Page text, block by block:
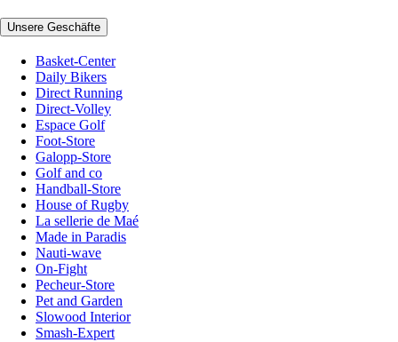
Unsere Geschäfte
Basket-Center
Daily Bikers
Direct Running
Direct-Volley
Espace Golf
Foot-Store
Galopp-Store
Golf and co
Handball-Store
House of Rugby
La sellerie de Maé
Made in Paradis
Nauti-wave
On-Fight
Pecheur-Store
Pet and Garden
Slowood Interior
Smash-Expert